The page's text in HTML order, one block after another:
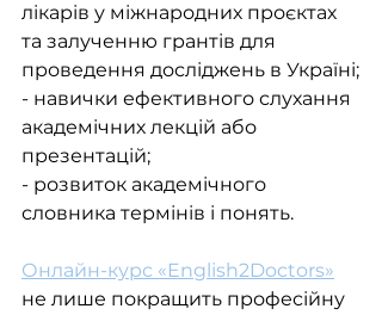
лікарів у міжнародних проєктах
та залученню грантів для
проведення досліджень в Україні;
- навички ефективного слухання
академічних лекцій або
презентацій;
- розвиток академічного
словника термінів і понять.
Онлайн-курс «English2Doctors»
не лише покращить професійну